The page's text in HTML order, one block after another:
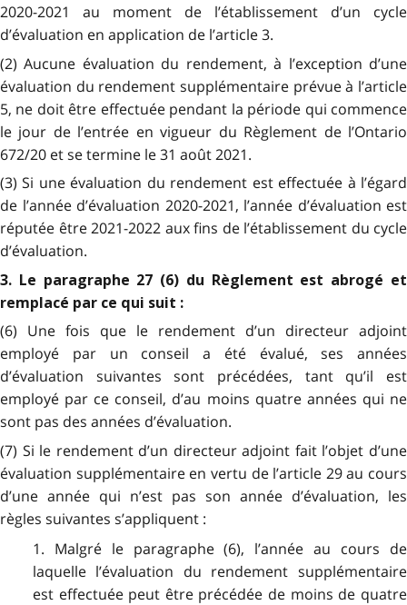
2020-2021 au moment de l’établissement d’un cycle
d’évaluation en application de l’article 3.
(2) Aucune évaluation du rendement, à l’exception d’une
évaluation du rendement supplémentaire prévue à l’article
5, ne doit être effectuée pendant la période qui commence
le jour de l’entrée en vigueur du Règlement de l’Ontario
672/20 et se termine le 31 août 2021.
(3) Si une évaluation du rendement est effectuée à l’égard
de l’année d’évaluation 2020-2021, l’année d’évaluation est
réputée être 2021-2022 aux fins de l’établissement du cycle
d’évaluation.
3. Le paragraphe 27 (6) du Règlement est abrogé et
remplacé par ce qui suit :
(6) Une fois que le rendement d’un directeur adjoint
employé par un conseil a été évalué, ses années
d’évaluation suivantes sont précédées, tant qu’il est
employé par ce conseil, d’au moins quatre années qui ne
sont pas des années d’évaluation.
(7) Si le rendement d’un directeur adjoint fait l’objet d’une
évaluation supplémentaire en vertu de l’article 29 au cours
d’une année qui n’est pas son année d’évaluation, les
règles suivantes s’appliquent :
1. Malgré le paragraphe (6), l’année au cours de
laquelle l’évaluation du rendement supplémentaire
est effectuée peut être précédée de moins de quatre